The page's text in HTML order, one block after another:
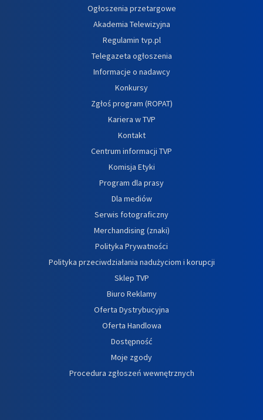
Ogłoszenia przetargowe
Akademia Telewizyjna
Regulamin tvp.pl
Telegazeta ogłoszenia
Informacje o nadawcy
Konkursy
Zgłoś program (ROPAT)
Kariera w TVP
Kontakt
Centrum informacji TVP
Komisja Etyki
Program dla prasy
Dla mediów
Serwis fotograficzny
Merchandising (znaki)
Polityka Prywatności
Polityka przeciwdziałania nadużyciom i korupcji
Sklep TVP
Biuro Reklamy
Oferta Dystrybucyjna
Oferta Handlowa
Dostępność
Moje zgody
Procedura zgłoszeń wewnętrznych